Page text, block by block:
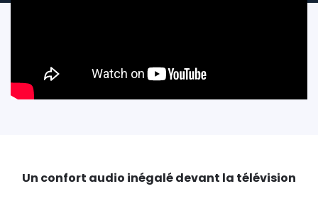
Un confort audio inégalé devant la télévision